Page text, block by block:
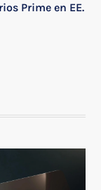
Prime en EE.